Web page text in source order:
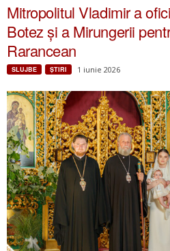
Mitropolitul Vladimir a
Botez și a Mirungerii
Rarancean
SLUJBE ŞTIRI 1 iunie 2026